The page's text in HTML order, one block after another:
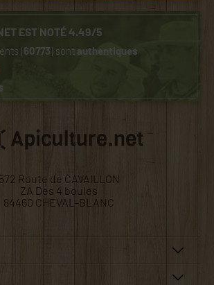
EST NOTÉ 4.49/5
(60773) sontauthentiques
572 Route de CAVAILLON
ZA Des 4 boules
84460 CHEVAL-BLANC